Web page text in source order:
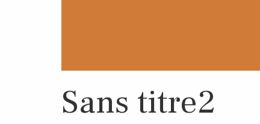
Sans titre2